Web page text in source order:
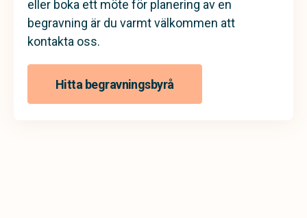
eller boka ett möte för planering av en
begravning är du varmt välkommen att
kontakta oss.
Hitta begravningsbyrå